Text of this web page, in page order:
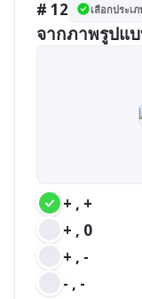
# 12 เลือกประเ
จากภาพรูปแ
+ , +
+ , 0
+ , -
- , -